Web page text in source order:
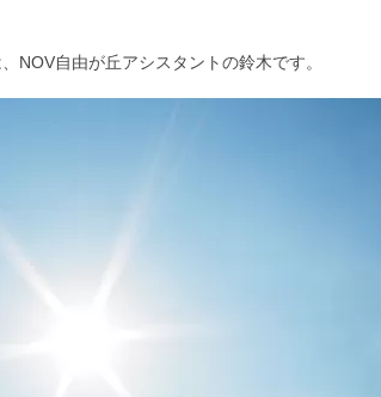
NOV自由が丘アシスタントの鈴木です。